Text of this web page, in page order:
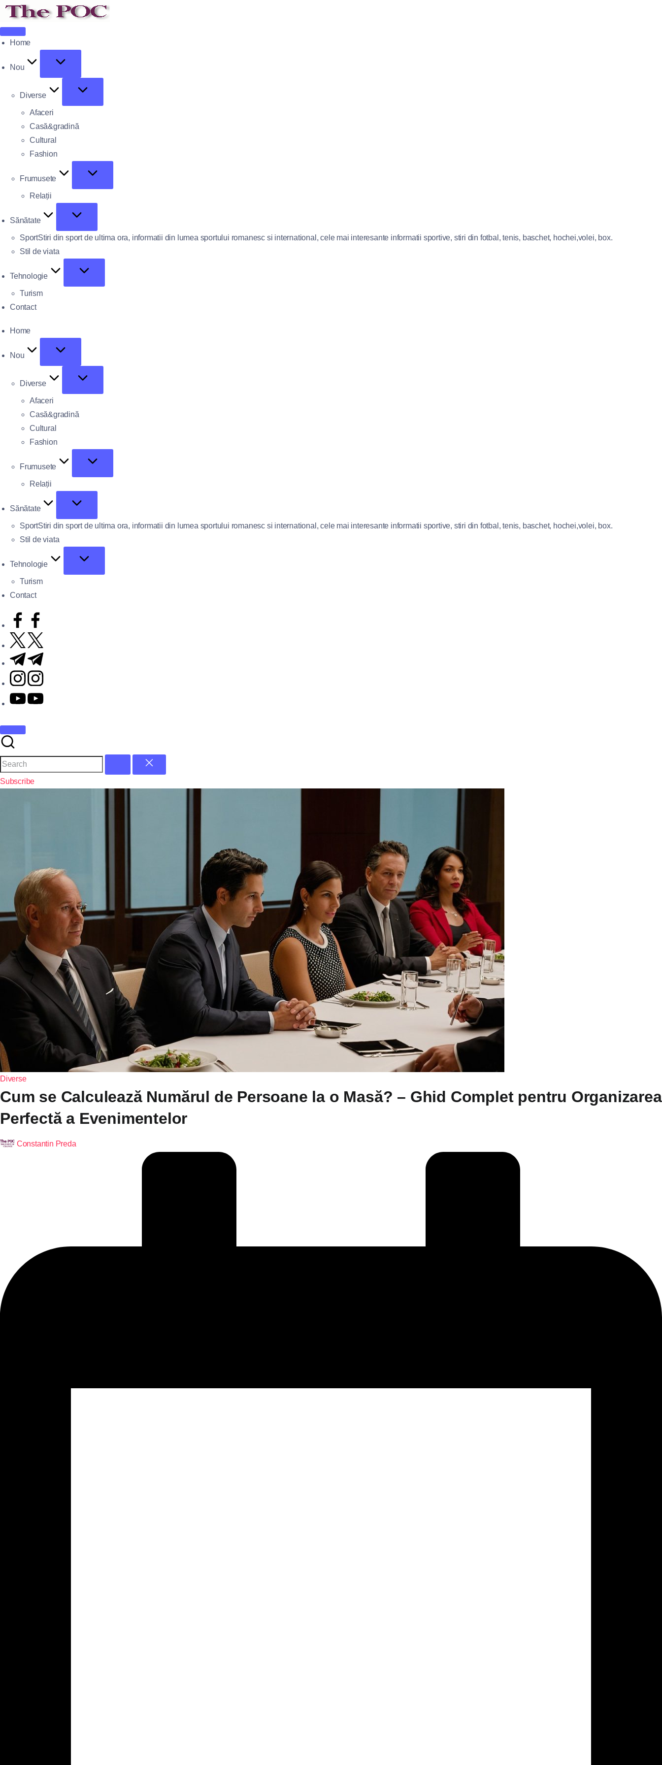
Home
Nou
Diverse
Afaceri
Casă&gradină
Cultural
Fashion
Frumusete
Relații
Sănătate
SportStiri din sport de ultima ora, informatii din lumea sportului romanesc si international, cele mai interesante informatii sportive, stiri din fotbal, tenis, baschet, hochei,volei, box.
Stil de viata
Tehnologie
Turism
Contact
Home
Nou
Diverse
Afaceri
Casă&gradină
Cultural
Fashion
Frumusete
Relații
Sănătate
SportStiri din sport de ultima ora, informatii din lumea sportului romanesc si international, cele mai interesante informatii sportive, stiri din fotbal, tenis, baschet, hochei,volei, box.
Stil de viata
Tehnologie
Turism
Contact
Subscribe
Diverse
Cum se Calculează Numărul de Persoane la o Masă? – Ghid Complet pentru Organizarea
Perfectă a Evenimentelor
Constantin Preda